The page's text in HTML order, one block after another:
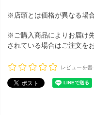
※店頭とは価格が異なる場
※ご購入商品によりお届け
されている場合はご注文を
レビューを書